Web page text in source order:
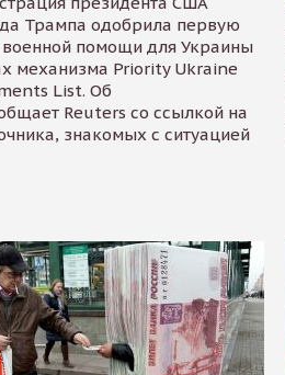
Трампа одобрила первую
помощи для Украины
механизма Priority Ukraine
List. Об
Reuters со ссылкой на
знакомых с ситуацией